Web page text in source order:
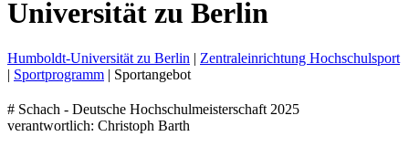
Universität zu Berlin
Humboldt-Universität zu Berlin | Zentraleinrichtung Hochschulsport
| Sportprogramm | Sportangebot
# Schach - Deutsche Hochschulmeisterschaft 2025
verantwortlich: Christoph Barth